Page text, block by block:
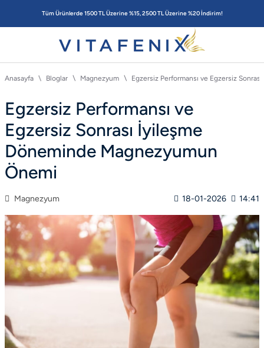
Tüm Ürünlerde 1500 TL Üzerine %15, 2500 TL Üzerine %20 İndirim!
Anasayfa Bloglar Magnezyum Egzersiz Performansı ve Egzersiz
Egzersiz Performansı ve
Egzersiz Sonrası İyileşme
Döneminde Magnezyumun
Önemi
Magnezyum 18-01-2026 14:41